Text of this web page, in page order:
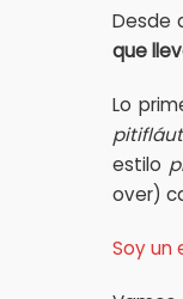
Desde
que
Lo
estilo
over)
Soy un